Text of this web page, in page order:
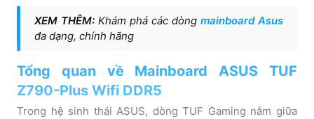
Non-ECC, Un-buffered
Memory
XEM THÊM: Khám phá các dòng mainboard Asus
đa dạng, chính hãng
Tổng quan về Mainboard ASUS TUF
Z790-Plus Wifi DDR5
Trong hệ sinh thái ASUS, dòng TUF Gaming nằm giữa